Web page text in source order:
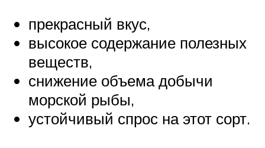
прекрасный вкус,
высокое содержание полезных
веществ,
снижение объема добычи
морской рыбы,
устойчивый спрос на этот сорт.